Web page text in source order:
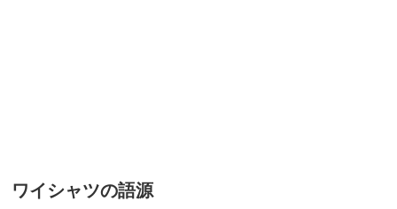
ワイシャツの語源